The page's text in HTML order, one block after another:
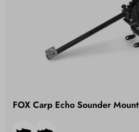
FOX Carp Echo Sounder Mount